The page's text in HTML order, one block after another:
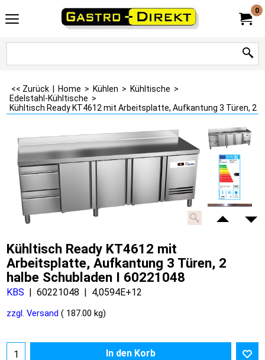
0
<< Zurück Home > Kühlen > Kühltische >
Edelstahl-Kühltische >
Kühltisch Ready KT4612 mit Arbeitsplatte, Aufkantung 3 Türen, 2
Kühltisch Ready KT4612 mit
Arbeitsplatte, Aufkantung 3 Türen, 2
halbe Schubladen I 60221048
KBS 60221048 4,0594E+12
zzgl. Versand 187.00 kg
In den Korb